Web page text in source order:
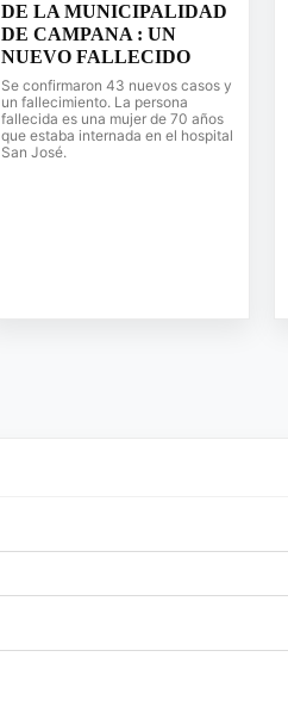
DE LA MUNICIPALIDAD
DE CAMPANA : UN
NUEVO FALLECIDO
Se confirmaron 43 nuevos casos y
un fallecimiento. La persona
fallecida es una mujer de 70 años
que estaba internada en el hospital
San José.